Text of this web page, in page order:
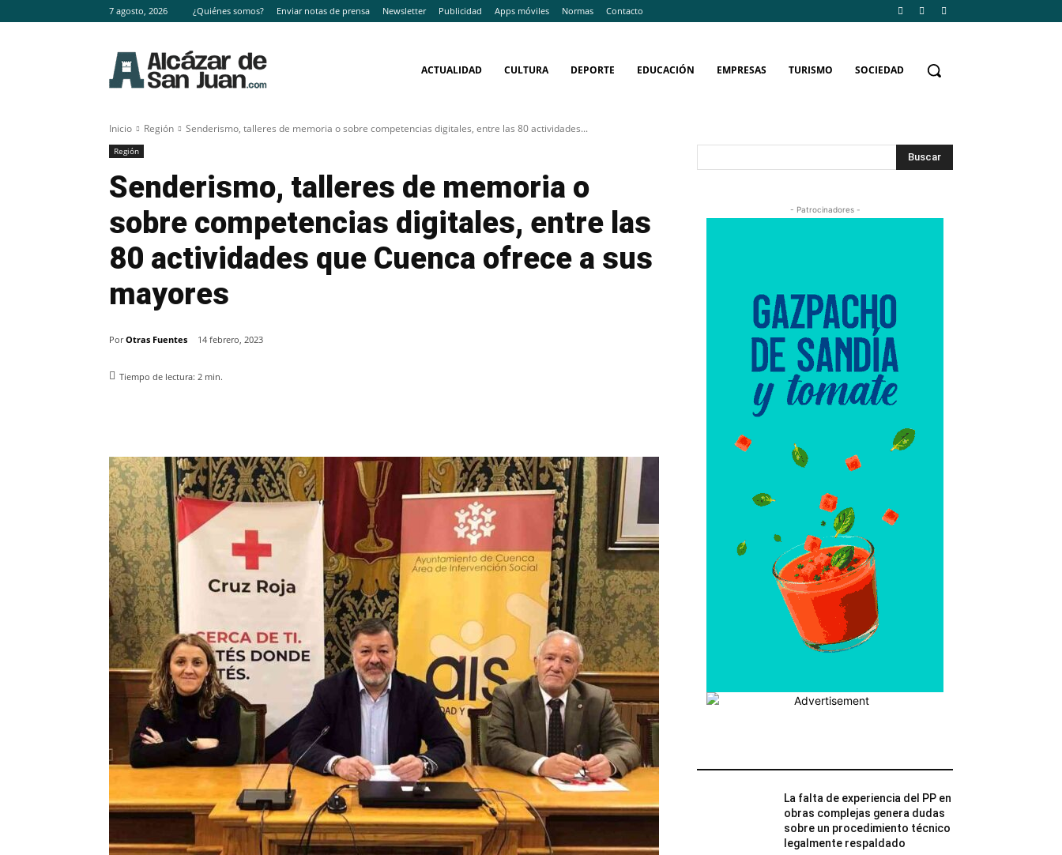
7 agosto, 2026 ¿Quiénes somos? Enviar notas de prensa Newsletter Publicidad Apps móviles Normas Contacto
ACTUALIDAD CULTURA DEPORTE EDUCACIÓN EMPRESAS TURISMO SOCIEDAD
Inicio Región Senderismo, talleres de memoria o sobre competencias digitales, entre las 80 actividades...
Región
Senderismo, talleres de memoria o
sobre competencias digitales, entre las
80 actividades que Cuenca ofrece a sus
mayores
Por Otras Fuentes 14 febrero, 2023
Tiempo de lectura: 2 min.
Buscar
- Patrocinadores -
La falta de experiencia del PP en
obras complejas genera dudas
sobre un procedimiento técnico
legalmente respaldado